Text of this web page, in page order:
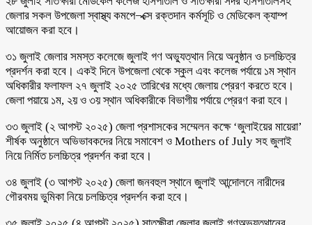
জেলার সকল উপজেলা স্বাস্থ্য কমপে¬ক্সে রক্তদান কর্মসূচি ও মেডিকেল ক্যাম্প
আয়োজন করা হবে।
৩১ জুলাই জেলার সমস্ত কলেজে জুলাই গণ অভ্যুত্থান নিয়ে অনুষ্ঠান ও চলচ্চিত্র
প্রদর্শন করা হবে। একই দিনে উপজেলা থেকে স্কুল এবং কলেজ পর্যায়ে ১ম স্থান
অধিকারীর ফলাফল ২৭ জুলাই ২০২৫ তারিখের মধ্যে জেলায় প্রেরণ করতে হবে।
জেলা পয়ায়ে ১ম, ২য় ও ৩য় স্থান অধিকারীকে বিভাগীয় পর্যায়ে প্রেরণ করা হবে।
৩৩ জুলাই (২ আগস্ট ২০২৫) জেলা প্রশাসকের সম্মেলন কক্ষে ‘জুলাইয়ের মায়েরা’
শীর্ষক অনুষ্ঠানে অভিভাবকদের নিয়ে সমাবেশ ও Mothers of July সহ জুলাই
নিয়ে নির্মিত চলচ্চিত্র প্রদর্শন করা হবে।
৩৪ জুলাই (৩ আগস্ট ২০২৫) জেলা জনবহুল স্থানে জুলাই আন্দোলনে নারীদের
গৌরবময় ভুমিকা নিয়ে চলচ্চিত্র প্রদর্শন করা হবে।